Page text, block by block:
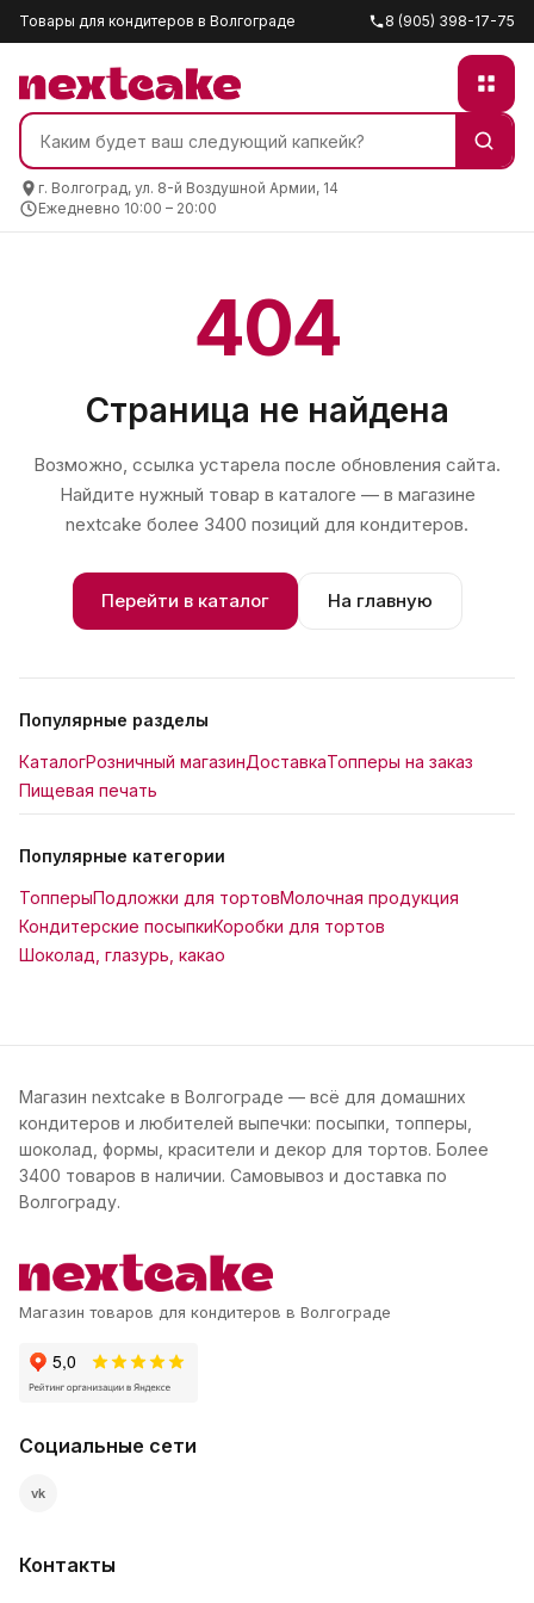
Товары для кондитеров в Волгограде 8 (905) 398-17-75
г. Волгоград, ул. 8-й Воздушной Армии, 14
Ежедневно 10:00 – 20:00
404
Страница не найдена
Возможно, ссылка устарела после обновления сайта.
Найдите нужный товар в каталоге — в магазине
nextcake более 3400 позиций для кондитеров.
Перейти в каталог На главную
Популярные разделы
КаталогРозничный магазинДоставкаТопперы на заказ
Пищевая печать
Популярные категории
ТопперыПодложки для тортовМолочная продукция
Кондитерские посыпкиКоробки для тортов
Шоколад, глазурь, какао
Магазин nextcake в Волгограде — всё для домашних
кондитеров и любителей выпечки: посыпки, топперы,
шоколад, формы, красители и декор для тортов. Более
3400 товаров в наличии. Самовывоз и доставка по
Волгограду.
Магазин товаров для кондитеров в Волгограде
Социальные сети
vk
Контакты